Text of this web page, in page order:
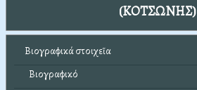
(ΚΟΤΣΩΝΗΣ)
Βιογραφικά στοιχεῖα
Βιογραφικό